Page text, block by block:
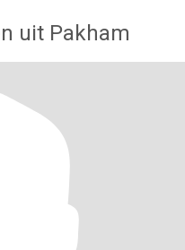
uit Pakham